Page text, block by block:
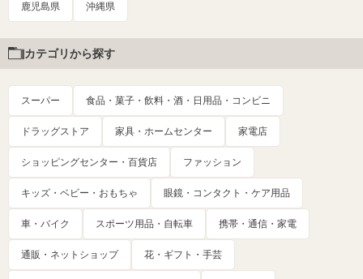
鹿児島県 沖縄県
カテゴリから探す
スーパー 食品・菓子・飲料・酒・日用品・コンビニ
ドラッグストア 家具・ホームセンター 家電店
ショッピングセンター・百貨店 ファッション
キッズ・ベビー・おもちゃ 眼鏡・コンタクト・ケア用品
車・バイク スポーツ用品・自転車 携帯・通信・家電
通販・ネットショップ 花・ギフト・手芸